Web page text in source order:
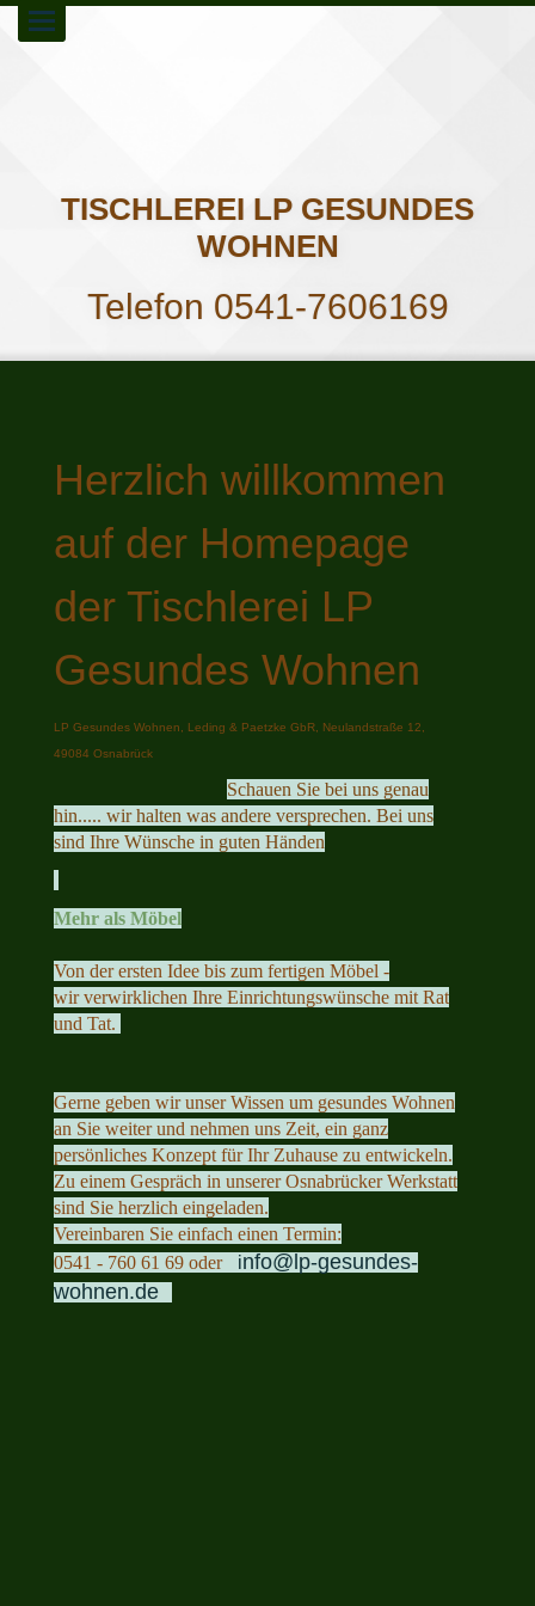
Toggle
navigation
TISCHLEREI LP GESUNDES
WOHNEN
Telefon 0541-7606169
Herzlich willkommen
auf der Homepage
der Tischlerei LP
Gesundes Wohnen
LP Gesundes Wohnen, Leding & Paetzke GbR, Neulandstraße 12,
49084 Osnabrück
Schauen Sie bei uns genau
hin..... wir halten was andere versprechen. Bei uns
sind Ihre Wünsche in guten Händen
Mehr als Möbel
Von der ersten Idee bis zum fertigen Möbel -
wir verwirklichen Ihre Einrichtungswünsche mit Rat
und Tat.
Gerne geben wir unser Wissen um gesundes Wohnen
an Sie weiter und nehmen uns Zeit, ein ganz
persönliches Konzept für Ihr Zuhause zu entwickeln.
Zu einem Gespräch in unserer Osnabrücker Werkstatt
sind Sie herzlich eingeladen.
Vereinbaren Sie einfach einen Termin:
0541 - 760 61 69 oder
info@lp-gesundes-
wohnen.de